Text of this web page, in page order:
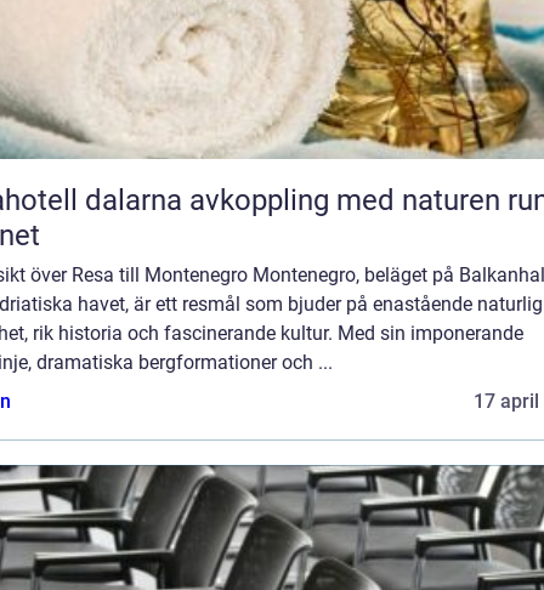
avkoppling med naturen runt
över Resa till Montenegro Montenegro, beläget på
havet, är ett resmål som bjuder på enastående naturlig
rik historia och fascinerande kultur. Med sin imponerande
dramatiska bergformationer och ...
17 april